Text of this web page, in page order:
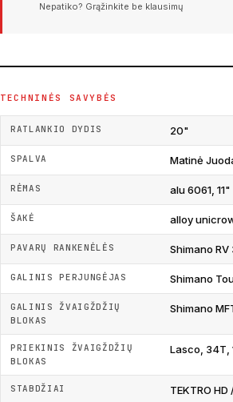
Nepatiko? Grąžinkite be klausimų
TECHNINĖS SAVYBĖS
RATLANKIO DYDIS 20"
SPALVA Matinė
RĖMAS alu 6061, 11"
ŠAKĖ alloy
PAVARŲ RANKENĖLĖS Shimano
GALINIS PERJUNGĖJAS Shimano
GALINIS ŽVAIGŽDŽIŲ
BLOKAS
Shimano
PRIEKINIS ŽVAIGŽDŽIŲ
BLOKAS
Lasco, 34T,
STABDŽIAI TEKTRO HD